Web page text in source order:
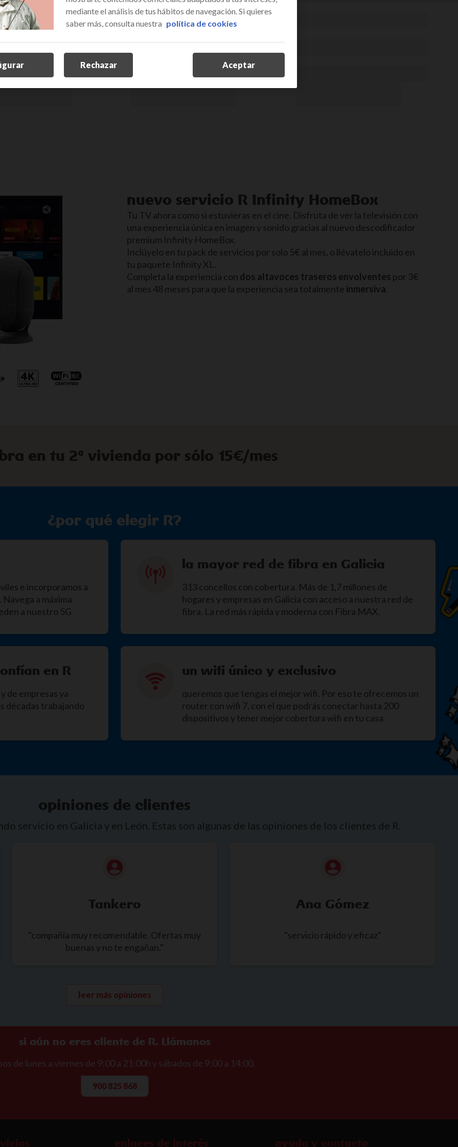
nuevo servicio R Infinity HomeBox
Tu TV ahora como si estuvieras en el cine. Disfruta de ver la televisión con
una experiencia única en imagen y sonido gracias al nuevo descodificador
premium Infinity HomeBox.
Inclúyelo en tu pack de servicios por solo 5€ al mes, o llévatelo incluido en
tu paquete Infinity XL.
Completa la experiencia con dos altavoces traseros envolventes por 3€
al mes 48 meses para que la experiencia sea totalmente inmersiva.
en tu 2ª vivienda por sólo 15€/mes
¿por qué elegir R?
e incorporamos a
a máxima
a nuestro 5G
la mayor red de fibra en Galicia
313 concellos con cobertura. Más de 1,7 millones de
hogares y empresas en Galicia con acceso a nuestra red de
fibra. La red más rápida y moderna con Fibra MAX.
en R
de empresas ya
décadas trabajando
un wifi único y exclusivo
queremos que tengas el mejor wifi. Por eso te ofrecemos un
router con wifi 7, con el que podrás conectar hasta 200
dispositivos y tener mejor cobertura wifi en tu casa
opiniones de clientes
servicio en Galicia y en León. Estas son algunas de las opiniones de los clientes de R.
Tankero
"compañía muy recomendable. Ofertas muy
buenas y no te engañan."
Ana Gómez
"servicio rápido y eficaz"
leer más opiniones
si aún no eres cliente de R. Llámanos
de lunes a viernes de 9:00 a 21:00h y sábados de 9:00 a 14:00.
900 825 868
enlaces de interés ayuda y contacto
mediante el análisis de tus hábitos de navegación. Si quieres
saber más, consulta nuestra política de cookies
Rechazar Aceptar